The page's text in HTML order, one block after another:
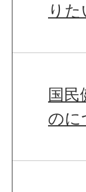
りた
国
のに